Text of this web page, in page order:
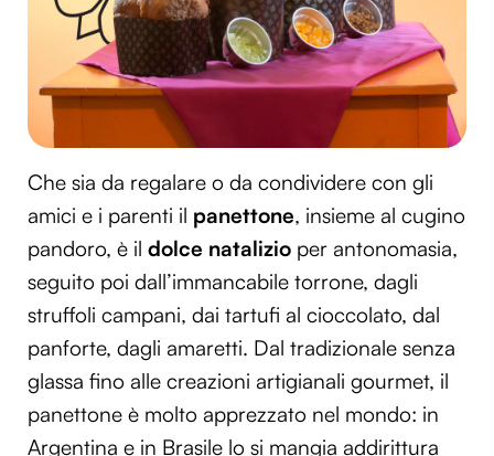
Che sia da regalare o da condividere con gli
amici e i parenti il panettone, insieme al cugino
pandoro, è il dolce natalizio per antonomasia,
seguito poi dall’immancabile torrone, dagli
struffoli campani, dai tartufi al cioccolato, dal
panforte, dagli amaretti. Dal tradizionale senza
glassa fino alle creazioni artigianali gourmet, il
panettone è molto apprezzato nel mondo: in
Argentina e in Brasile lo si mangia addirittura